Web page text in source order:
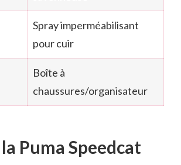
Spray imperméabilisant
pour cuir
Boîte à
chaussures/organisateur
Puma Speedcat